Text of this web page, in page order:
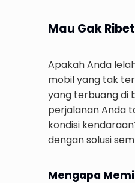
Mau Gak
Apakah Anda
mobil yang tak
yang terbuang di
perjalanan Anda
kondisi
dengan solusi
Mengapa